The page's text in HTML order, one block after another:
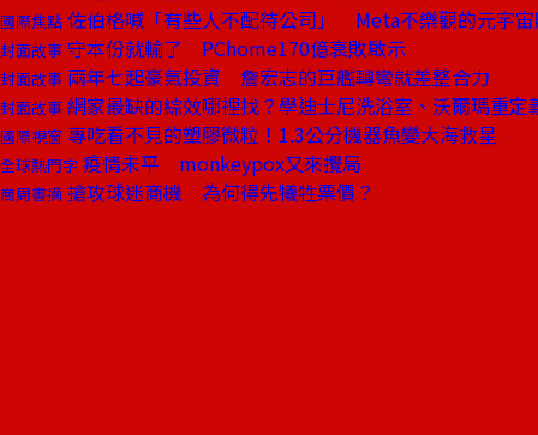
國際焦點 佐伯格喊「有些人不配待公司」 Meta不樂觀的元宇宙
封面故事 守本份就輸了 PChome170億衰敗啟示
封面故事 兩年七起豪氣投資 詹宏志的巨艦轉彎就差整合力
封面故事 網家最缺的綜效哪裡找？學迪士尼洗浴室、沃爾瑪重定
國際視窗 專吃看不見的塑膠微粒！1.3公分機器魚變大海救星
全球熱門字 疫情未平 monkeypox又來攪局
商周書摘 搶攻球迷商機 為何得先犧牲票價？